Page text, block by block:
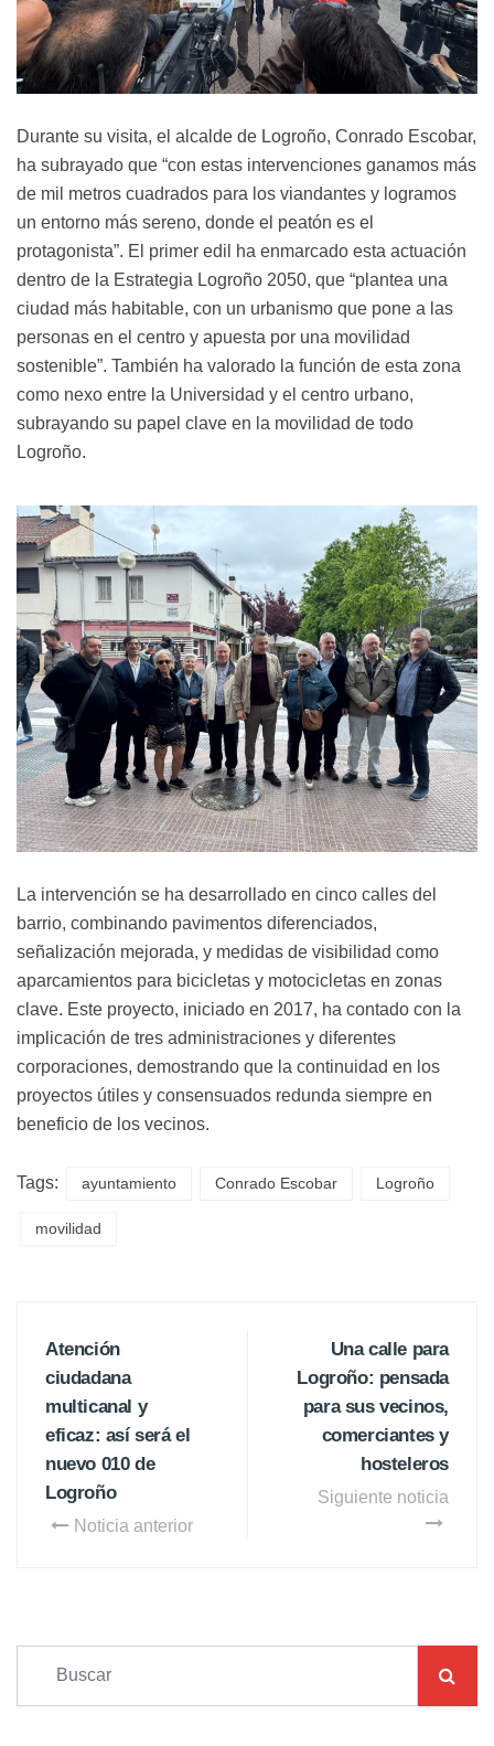
Durante su visita, el alcalde de Logroño, Conrado Escobar,
ha subrayado que “con estas intervenciones ganamos más
de mil metros cuadrados para los viandantes y logramos
un entorno más sereno, donde el peatón es el
protagonista”. El primer edil ha enmarcado esta actuación
dentro de la Estrategia Logroño 2050, que “plantea una
ciudad más habitable, con un urbanismo que pone a las
personas en el centro y apuesta por una movilidad
sostenible”. También ha valorado la función de esta zona
como nexo entre la Universidad y el centro urbano,
subrayando su papel clave en la movilidad de todo
Logroño.
La intervención se ha desarrollado en cinco calles del
barrio, combinando pavimentos diferenciados,
señalización mejorada, y medidas de visibilidad como
aparcamientos para bicicletas y motocicletas en zonas
clave. Este proyecto, iniciado en 2017, ha contado con la
implicación de tres administraciones y diferentes
corporaciones, demostrando que la continuidad en los
proyectos útiles y consensuados redunda siempre en
beneficio de los vecinos.
Tags: ayuntamiento Conrado Escobar Logroño
movilidad
Atención
ciudadana
multicanal y
eficaz: así será el
nuevo 010 de
Logroño
Noticia anterior
Una calle para
Logroño: pensada
para sus vecinos,
comerciantes y
hosteleros
Siguiente noticia